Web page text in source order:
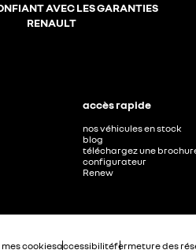
AVEC LES GARANTIES
RENAULT
accès rapide
nos véhicules en stock
blog
téléchargez une
configurateur
Renew
cookiesaccessibilitéfermeture des